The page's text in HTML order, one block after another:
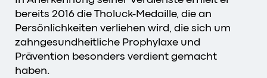
bereits 2016 die Tholuck-Medaille, die an
Persönlichkeiten verliehen wird, die sich um
zahngesundheitliche Prophylaxe und
Prävention besonders verdient gemacht
haben.